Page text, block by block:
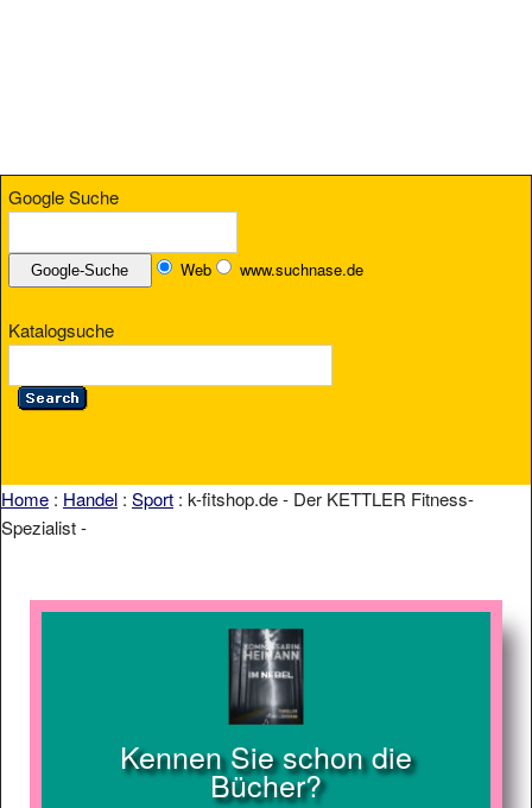
Google Suche
Web www.suchnase.de
Katalogsuche
Home : Handel : Sport : k-fitshop.de - Der KETTLER Fitness-
Spezialist -
Kennen Sie schon die
Bücher?